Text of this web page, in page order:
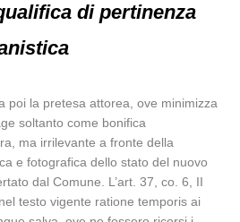
di pertinenza
poi la pretesa attorea, ove minimizza
soltanto come bonifica
ma irrilevante a fronte della
e fotografica dello stato del nuovo
dal Comune. L’art. 37, co. 6, II
testo vigente ratione temporis ai